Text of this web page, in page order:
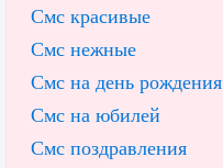
Смс красивые
Смс нежные
Смс на день рождения
Смс на юбилей
Смс поздравления